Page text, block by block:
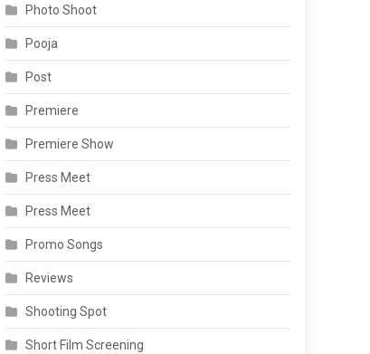
Photo Shoot
Pooja
Post
Premiere
Premiere Show
Press Meet
Press Meet
Promo Songs
Reviews
Shooting Spot
Short Film Screening